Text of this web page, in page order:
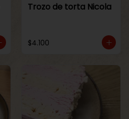
Trozo de torta Nicola
$4.100